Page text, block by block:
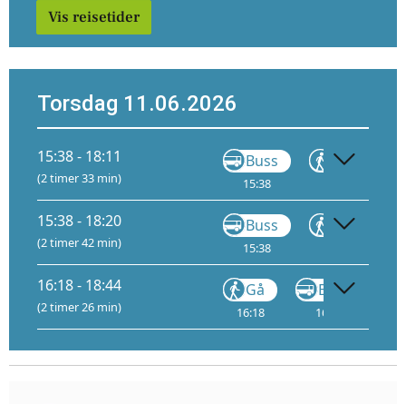
Vis reisetider
Torsdag 11.06.2026
15:38 - 18:11
(2 timer 33 min)
Buss
15:38
Gå
15:38 - 18:20
(2 timer 42 min)
Buss
15:38
Gå
16:18 - 18:44
(2 timer 26 min)
Gå
16:18
Buss
16:30